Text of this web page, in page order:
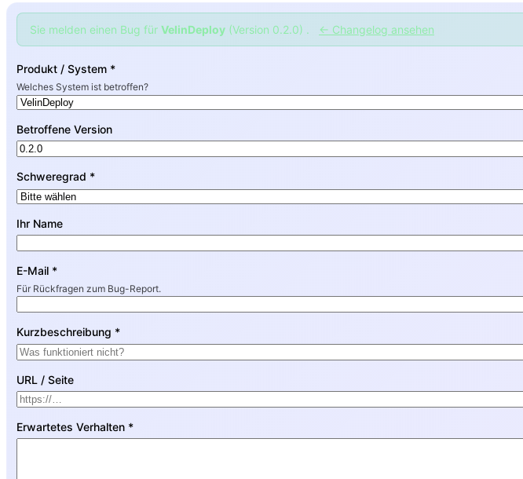
Sie melden einen Bug für VelinDeploy (Version 0.2.0) . ← Changelog ansehen
Produkt / System *
Welches System ist betroffen?
Betroffene Version
Schweregrad *
Ihr Name
E-Mail *
Für Rückfragen zum Bug-Report.
Kurzbeschreibung *
URL / Seite
Erwartetes Verhalten *